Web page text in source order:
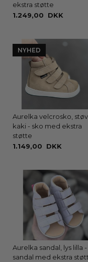
ekstra støtte
1.249,00 DKK
NYHED
Aurelka velcrosko,
kaki - sko med ekstra
støtte
1.149,00 DKK
Aurelka sandal, lys lilla -
sandal med ekstra